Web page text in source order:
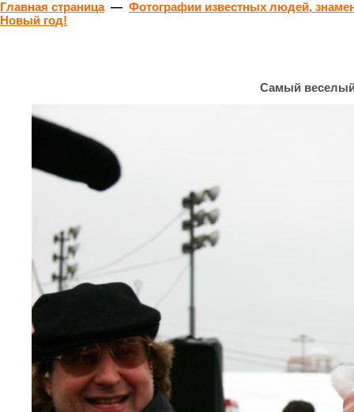
Главная страница— Фотографии известных людей,
Новый год!
Самый